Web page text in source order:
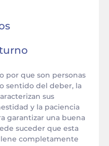
por que son personas
sentido del deber, la
sus
y la paciencia
garantizar una buena
suceder que esta
completamente